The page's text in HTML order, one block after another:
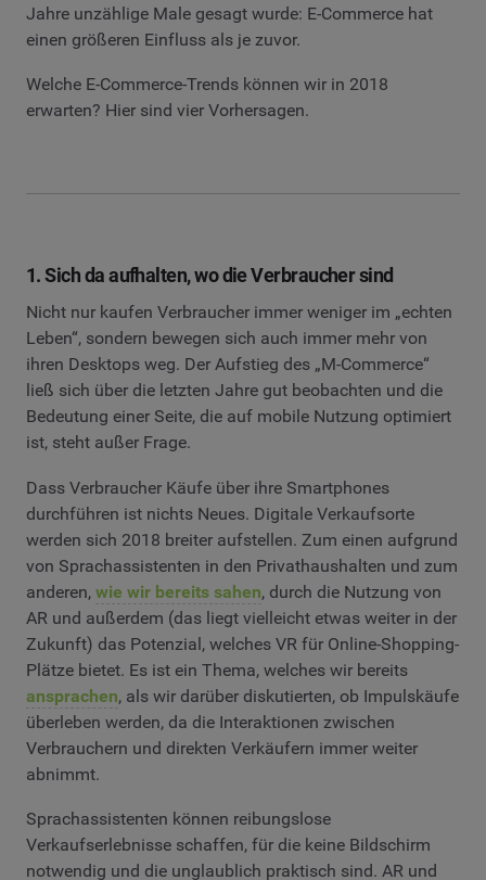
Jahre unzählige Male gesagt wurde: E-Commerce hat
einen größeren Einfluss als je zuvor.
Welche E-Commerce-Trends können wir in 2018
erwarten? Hier sind vier Vorhersagen.
1. Sich da aufhalten, wo die Verbraucher sind
Nicht nur kaufen Verbraucher immer weniger im „echten
Leben“, sondern bewegen sich auch immer mehr von
ihren Desktops weg. Der Aufstieg des „M-Commerce“
ließ sich über die letzten Jahre gut beobachten und die
Bedeutung einer Seite, die auf mobile Nutzung optimiert
ist, steht außer Frage.
Dass Verbraucher Käufe über ihre Smartphones
durchführen ist nichts Neues. Digitale Verkaufsorte
werden sich 2018 breiter aufstellen. Zum einen aufgrund
von Sprachassistenten in den Privathaushalten und zum
anderen, wie wir bereits sahen, durch die Nutzung von
AR und außerdem (das liegt vielleicht etwas weiter in der
Zukunft) das Potenzial, welches VR für Online-Shopping-
Plätze bietet. Es ist ein Thema, welches wir bereits
ansprachen, als wir darüber diskutierten, ob Impulskäufe
überleben werden, da die Interaktionen zwischen
Verbrauchern und direkten Verkäufern immer weiter
abnimmt.
Sprachassistenten können reibungslose
Verkaufserlebnisse schaffen, für die keine Bildschirm
notwendig und die unglaublich praktisch sind. AR und